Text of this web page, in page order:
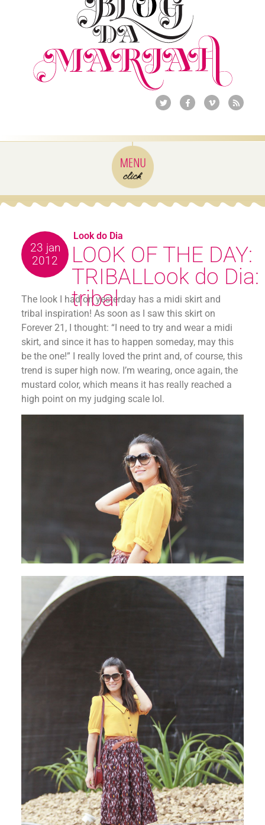
23 jan
2012
LOOK OF THE DAY:
TRIBALLook do Dia:
tribal
The look I had on yesterday has a midi skirt and
tribal inspiration! As soon as I saw this skirt on
Forever 21, I thought: “I need to try and wear a midi
skirt, and since it has to happen someday, may this
be the one!” I really loved the print and, of course, this
trend is super high now. I’m wearing, once again, the
mustard color, which means it has really reached a
high point on my judging scale lol.
Look do Dia